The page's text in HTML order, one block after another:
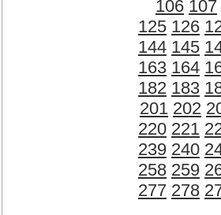
106 107
125 126
144 145
163 164
182 183
201 202
220 221
239 240
258 259
277 278